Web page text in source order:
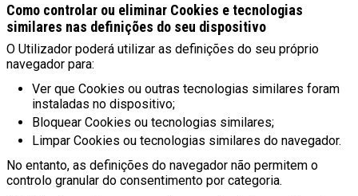
Como controlar ou eliminar Cookies e tecnologias
similares nas definições do seu dispositivo
O Utilizador poderá utilizar as definições do seu próprio
navegador para:
Ver que Cookies ou outras tecnologias similares foram
instaladas no dispositivo;
Bloquear Cookies ou tecnologias similares;
Limpar Cookies ou tecnologias similares do navegador.
No entanto, as definições do navegador não permitem o
controlo granular do consentimento por categoria.